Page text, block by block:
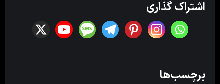
اشتراک گذاری
برچسب‌ها